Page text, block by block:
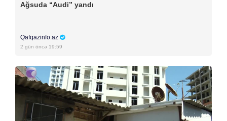
Ağsuda “Audi” yandı
Qafqazinfo.az
2 gün öncə 19:59